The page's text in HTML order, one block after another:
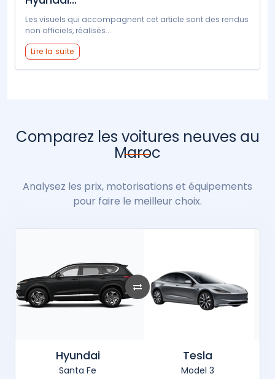
Les visuels qui accompagnent cet article sont des rendus
non officiels, réalisés...
Lire la suite
Comparez les voitures neuves au
Maroc
Analysez les prix, motorisations et équipements
pour faire le meilleur choix.
Hyundai
Santa Fe
Tesla
Model 3